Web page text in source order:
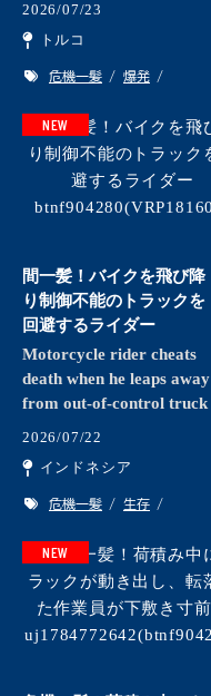
2026/07/23
トルコ
危機一髪 爆発
NEW
間一髪！バイクを飛び降
り制御不能のトラックを
回避するライダー
Motorcycle rider cheats
death when he leaps away
from out-of-control truck
2026/07/22
インドネシア
危機一髪 生存
NEW